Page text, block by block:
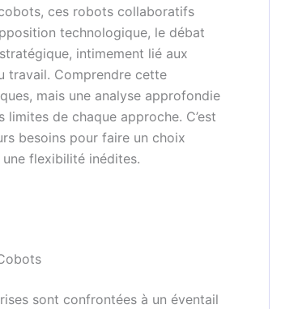
cobots, ces robots collaboratifs
technologique, le débat
intimement lié aux
travail. Comprendre cette
mais une analyse approfondie
de chaque approche. C’est
besoins pour faire un choix
flexibilité inédites.
sont confrontées à un éventail